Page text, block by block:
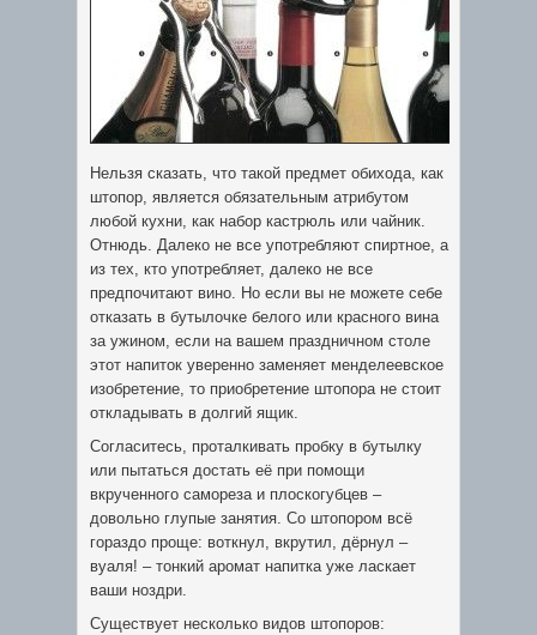
Нельзя сказать, что такой предмет обихода, как
штопор, является обязательным атрибутом
любой кухни, как набор кастрюль или чайник.
Отнюдь. Далеко не все употребляют спиртное, а
из тех, кто употребляет, далеко не все
предпочитают вино. Но если вы не можете себе
отказать в бутылочке белого или красного вина
за ужином, если на вашем праздничном столе
этот напиток уверенно заменяет менделеевское
изобретение, то приобретение штопора не стоит
откладывать в долгий ящик.
Согласитесь, проталкивать пробку в бутылку
или пытаться достать её при помощи
вкрученного самореза и плоскогубцев –
довольно глупые занятия. Со штопором всё
гораздо проще: воткнул, вкрутил, дёрнул –
вуаля! – тонкий аромат напитка уже ласкает
ваши ноздри.
Существует несколько видов штопоров: